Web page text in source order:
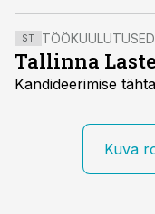
ST TÖÖKUULUTUSED
Tallinna
Kandideerimise
Kuva